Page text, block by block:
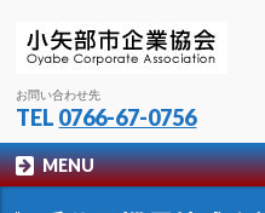
お問い合わせ先
TEL 0766-67-0756
MENU